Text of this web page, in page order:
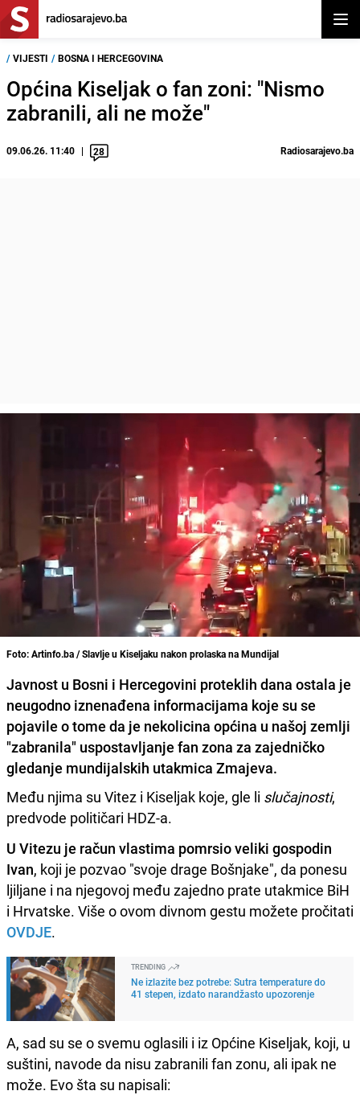
/ VIJESTI / BOSNA I HERCEGOVINA
Općina Kiseljak o fan zoni: "Nismo
zabranili, ali ne može"
09.06.26. 11:40 28 Radiosarajevo.ba
Foto: Artinfo.ba / Slavlje u Kiseljaku nakon prolaska na Mundijal
Javnost u Bosni i Hercegovini proteklih dana ostala je
neugodno iznenađena informacijama koje su se
pojavile o tome da je nekolicina općina u našoj zemlji
"zabranila" uspostavljanje fan zona za zajedničko
gledanje mundijalskih utakmica Zmajeva.
Među njima su Vitez i Kiseljak koje, gle li slučajnosti,
predvode političari HDZ-a.
U Vitezu je račun vlastima pomrsio veliki gospodin
Ivan, koji je pozvao "svoje drage Bošnjake", da ponesu
ljiljane i na njegovoj među zajedno prate utakmice BiH
i Hrvatske. Više o ovom divnom gestu možete pročitati
OVDJE.
TRENDING
Ne izlazite bez potrebe: Sutra temperature do
41 stepen, izdato narandžasto upozorenje
A, sad su se o svemu oglasili i iz Općine Kiseljak, koji, u
suštini, navode da nisu zabranili fan zonu, ali ipak ne
može. Evo šta su napisali: